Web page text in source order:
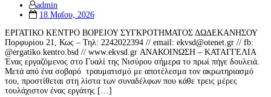
admin
Posted
18 Μαΐου, 2026
ΕΡΓΑΤΙΚΟ ΚΕΝΤΡΟ ΒΟΡΕΙΟΥ ΣΥΓΚΡΟΤΗΜΑΤΟΣ ΔΩΔΕΚΑΝΗΣΟΥ
Πορφυρίου 21, Κως – Τηλ: 2242022394 // email: ekvsd@otenet.gr // fb:
@ergatiko.kentro.bsd // www.ekvsd.gr ΑΝΑΚΟΙΝΩΣΗ – ΚΑΤΑΓΓΕΛΙΑ
Ένας εργαζόμενος στο Γυαλί της Νισύρου σήμερα το πρωί πήγε δουλειά.
Μετά από ένα σοβαρό τραυματισμό με αποτέλεσμα τον ακρωτηριασμό
του, προστίθεται στη λίστα των συναδέλφων που κάθε τρεις μέρες
τουλάχιστον ένας εργάτης […]